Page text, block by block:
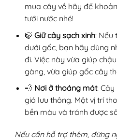
mua cây về hãy để
tưới nước nhé!
🍃 Giữ cây sạch xinh: Nếu
dưới gốc, bạn hãy dùng
đi. Việc này vừa giúp
gàng, vừa giúp gốc cây
💨 Nơi ở thoáng mát:
gió lưu thông. Một vị trí
bền màu và tránh được
Nếu cần hỗ trợ thêm, đừng